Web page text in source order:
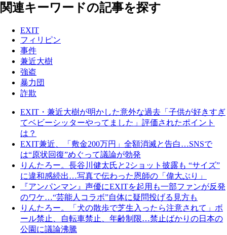
関連キーワードの記事を探す
EXIT
フィリピン
事件
兼近大樹
強盗
暴力団
詐欺
EXIT・兼近大樹が明かした意外な過去「子供が好きすぎ
てベビーシッターやってました」評価されたポイント
は？
EXIT兼近、「敷金200万円」全額消滅と告白…SNSで
は“原状回復”めぐって議論が勃発
りんたろー。長谷川健太氏と2ショット披露も “サイズ”
に違和感続出…写真で伝わった恩師の「偉大ぶり」
『アンパンマン』声優にEXITを起用も一部ファンが反発
のワケ…“芸能人コラボ”自体に疑問投げる見方も
りんたろー。「犬の散歩で芝生入ったら注意されて」ボ
ール禁止、自転車禁止、年齢制限…禁止ばかりの日本の
公園に議論沸騰